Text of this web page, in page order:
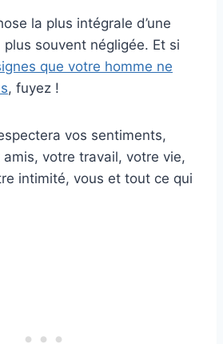
la plus intégrale d’une
souvent négligée. Et si
que votre homme ne
, fuyez !
vos sentiments,
votre travail, votre vie,
intimité, vous et tout ce qui